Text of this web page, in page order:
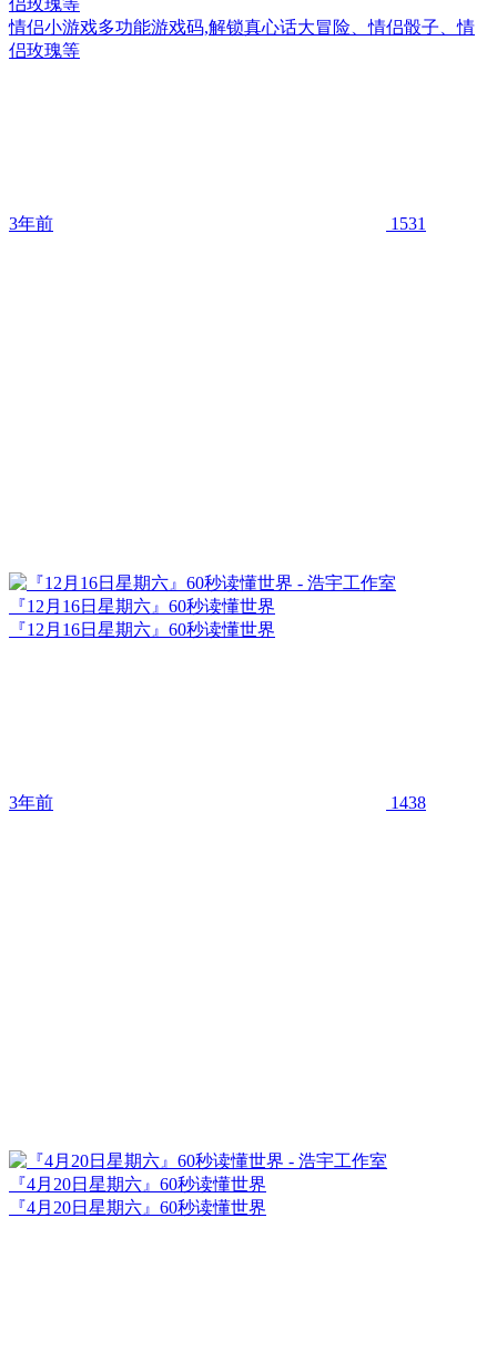
侣玫瑰等
情侣小游戏多功能游戏码,解锁真心话大冒险、情侣骰子、情
侣玫瑰等
3年前 1531
『12月16日星期六』60秒读懂世界
『12月16日星期六』60秒读懂世界
3年前 1438
『4月20日星期六』60秒读懂世界
『4月20日星期六』60秒读懂世界